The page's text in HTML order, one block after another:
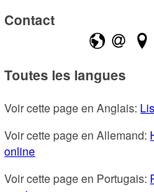
Contact
Toutes les langues
Voir cette page en Anglais:
Voir cette page en Allemand:
online
Voir cette page en Portugais: